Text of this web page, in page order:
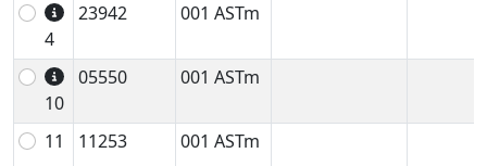
4
23942 001 ASTm
10
05550 001 ASTm
11 11253 001 ASTm